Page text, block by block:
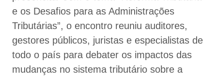
e os Desafios para as Administrações
Tributárias”, o encontro reuniu auditores,
gestores públicos, juristas e especialistas de
todo o país para debater os impactos das
mudanças no sistema tributário sobre a